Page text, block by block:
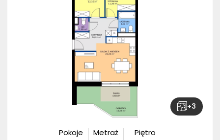
+3
Pokoje
Metraż
Piętro